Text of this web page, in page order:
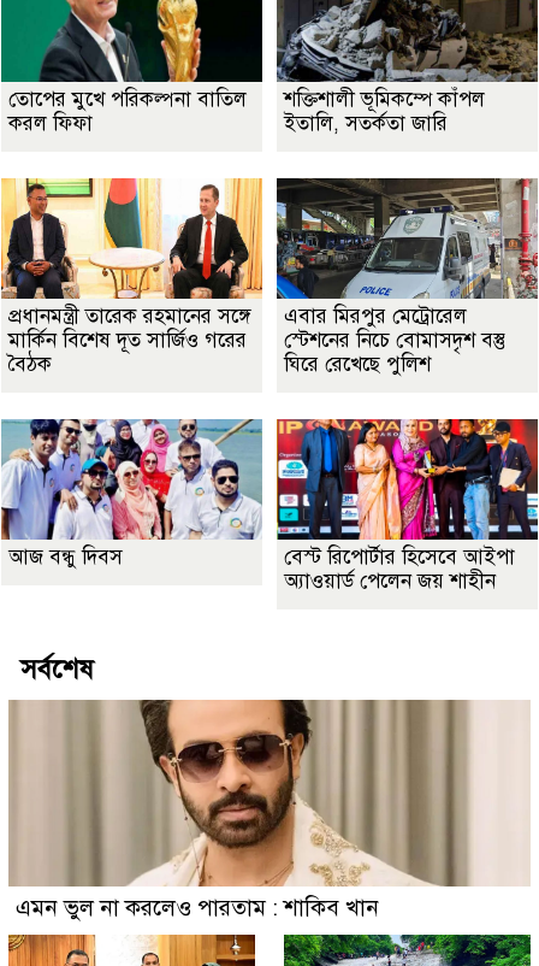
তোপের মুখে পরিকল্পনা বাতিল
করল ফিফা
শক্তিশালী ভূমিকম্পে কাঁপল
ইতালি, সতর্কতা জারি
প্রধানমন্ত্রী তারেক রহমানের সঙ্গে
মার্কিন বিশেষ দূত সার্জিও গরের
বৈঠক
এবার মিরপুর মেট্রোরেল
স্টেশনের নিচে বোমাসদৃশ বস্তু
ঘিরে রেখেছে পুলিশ
আজ বন্ধু দিবস
বেস্ট রিপোর্টার হিসেবে আইপা
অ্যাওয়ার্ড পেলেন জয় শাহীন
সর্বশেষ
এমন ভুল না করলেও পারতাম : শাকিব খান